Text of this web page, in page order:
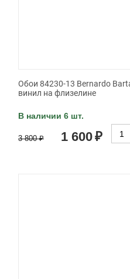
Обои 84230-13 Bernardo
винил на флизелине
В наличии 6 шт.
3 800 ₽ 1 600₽